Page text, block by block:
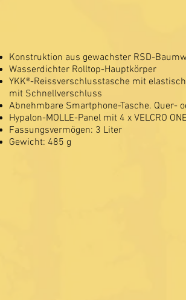
Konstruktion aus gewachster RSD-
Wasserdichter Rolltop-Hauptkörper
YKK®-Reissverschlusstasche mit
mit Schnellverschluss
Abnehmbare Smartphone-Tasche. Quer-
Hypalon-MOLLE-Panel mit 4 x VELCRO
Fassungsvermögen: 3 Liter
Gewicht: 485 g